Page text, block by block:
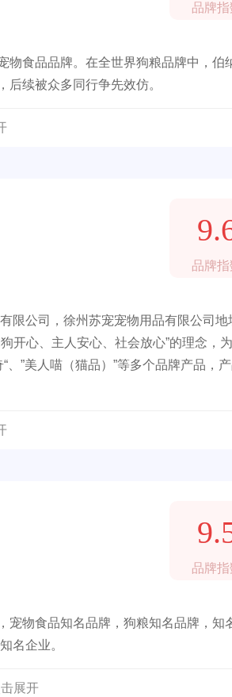
品牌指
物食品品牌。在全世界狗粮品牌中，伯
续被众多同行争先效仿。
品牌指
限公司，徐州苏宠宠物用品有限公司地
开心、主人安心、社会放心”的理念，
、”美人喵（猫品）”等多个品牌产品，
品牌指
宠物食品知名品牌，狗粮知名品牌，知
名企业。
展开